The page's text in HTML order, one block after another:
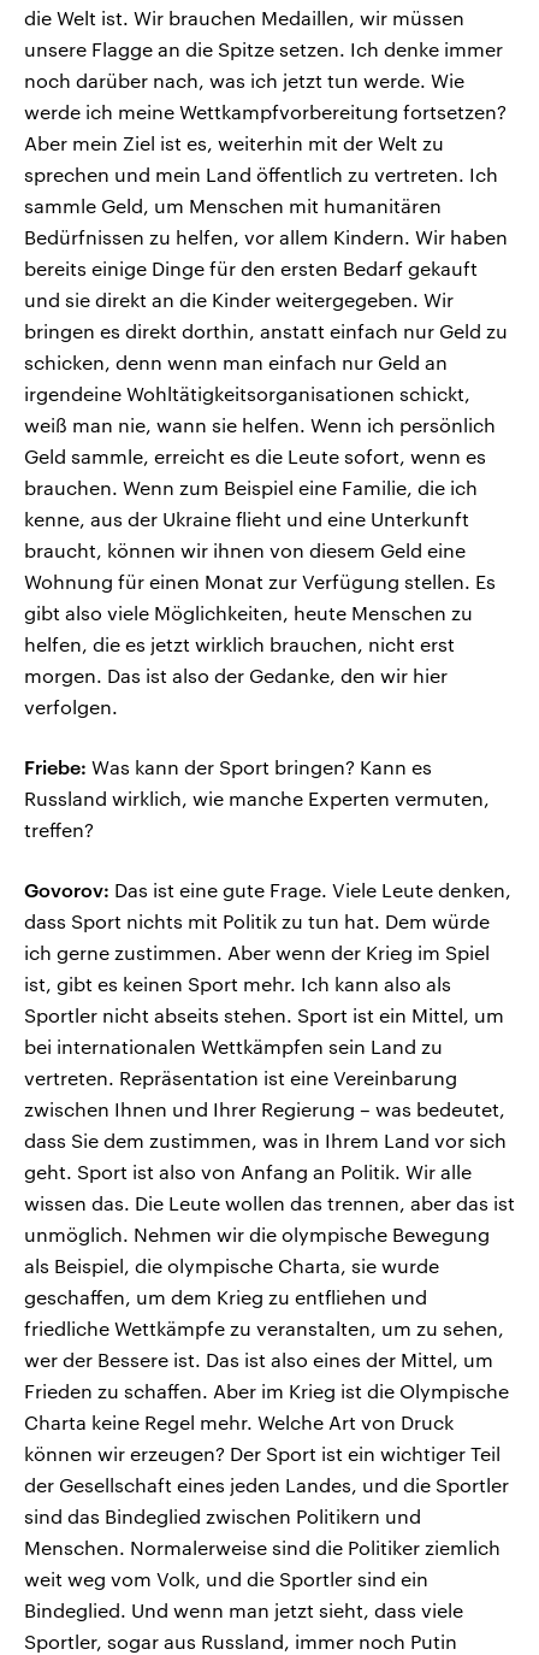
die Welt ist. Wir brauchen Medaillen, wir müssen
unsere Flagge an die Spitze setzen. Ich denke immer
noch darüber nach, was ich jetzt tun werde. Wie
werde ich meine Wettkampfvorbereitung fortsetzen?
Aber mein Ziel ist es, weiterhin mit der Welt zu
sprechen und mein Land öffentlich zu vertreten. Ich
sammle Geld, um Menschen mit humanitären
Bedürfnissen zu helfen, vor allem Kindern. Wir haben
bereits einige Dinge für den ersten Bedarf gekauft
und sie direkt an die Kinder weitergegeben. Wir
bringen es direkt dorthin, anstatt einfach nur Geld zu
schicken, denn wenn man einfach nur Geld an
irgendeine Wohltätigkeitsorganisationen schickt,
weiß man nie, wann sie helfen. Wenn ich persönlich
Geld sammle, erreicht es die Leute sofort, wenn es
brauchen. Wenn zum Beispiel eine Familie, die ich
kenne, aus der Ukraine flieht und eine Unterkunft
braucht, können wir ihnen von diesem Geld eine
Wohnung für einen Monat zur Verfügung stellen. Es
gibt also viele Möglichkeiten, heute Menschen zu
helfen, die es jetzt wirklich brauchen, nicht erst
morgen. Das ist also der Gedanke, den wir hier
verfolgen.
Friebe: Was kann der Sport bringen? Kann es
Russland wirklich, wie manche Experten vermuten,
treffen?
Govorov: Das ist eine gute Frage. Viele Leute denken,
dass Sport nichts mit Politik zu tun hat. Dem würde
ich gerne zustimmen. Aber wenn der Krieg im Spiel
ist, gibt es keinen Sport mehr. Ich kann also als
Sportler nicht abseits stehen. Sport ist ein Mittel, um
bei internationalen Wettkämpfen sein Land zu
vertreten. Repräsentation ist eine Vereinbarung
zwischen Ihnen und Ihrer Regierung – was bedeutet,
dass Sie dem zustimmen, was in Ihrem Land vor sich
geht. Sport ist also von Anfang an Politik. Wir alle
wissen das. Die Leute wollen das trennen, aber das ist
unmöglich. Nehmen wir die olympische Bewegung
als Beispiel, die olympische Charta, sie wurde
geschaffen, um dem Krieg zu entfliehen und
friedliche Wettkämpfe zu veranstalten, um zu sehen,
wer der Bessere ist. Das ist also eines der Mittel, um
Frieden zu schaffen. Aber im Krieg ist die Olympische
Charta keine Regel mehr. Welche Art von Druck
können wir erzeugen? Der Sport ist ein wichtiger Teil
der Gesellschaft eines jeden Landes, und die Sportler
sind das Bindeglied zwischen Politikern und
Menschen. Normalerweise sind die Politiker ziemlich
weit weg vom Volk, und die Sportler sind ein
Bindeglied. Und wenn man jetzt sieht, dass viele
Sportler, sogar aus Russland, immer noch Putin